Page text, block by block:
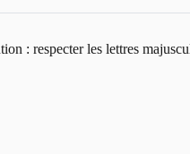
: respecter les lettres